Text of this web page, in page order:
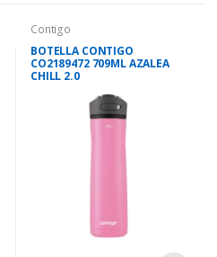
Contigo
BOTELLA CONTIGO
CO2189472 709ML AZALEA
CHILL 2.0